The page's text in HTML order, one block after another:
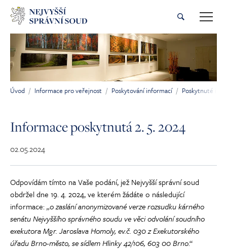
Přeskočit na hlavní obsah
Jsi tady:
Úvod Informace pro veřejnost Poskytování informací Poskytnuté
Informace poskytnutá 2. 5. 2024
02.05.2024
Odpovídám tímto na Vaše podání, jež Nejvyšší správní soud
obdržel dne 19. 4. 2024, ve kterém žádáte o následující
informace:„o zaslání anonymizované verze rozsudku kárného
senátu Nejvyššího správného soudu ve věci odvolání soudního
exekutora Mgr. Jaroslava Homoly, ev.č. 030 z Exekutorského
úřadu Brno-město, se sídlem Hlinky 42/106, 603 00 Brno.“